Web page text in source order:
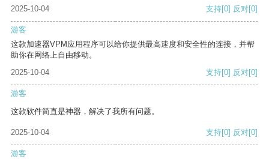
2025-10-04 支持[0] 反对[0]
游客
这款加速器VPM应用程序可以给你提供最高速度和安全性的连接，并帮
助你在网络上自由移动。
2025-10-04
支持[0] 反对[0]
游客
这款软件简直是神器，解决了我所有问题。
2025-10-04 支持[0] 反对[0]
游客